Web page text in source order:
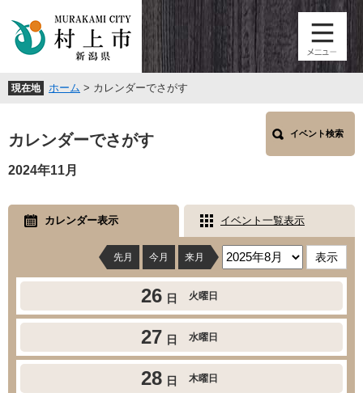
頭
。
飛
て
文
現在地 ホーム > カレンダーでさがす
文
カレンダーでさがす イベント検索
2024年11月
カレンダー表示 イベント一覧表示
先月 今月 来月
26 日 火曜日
27 日 水曜日
28 日 木曜日